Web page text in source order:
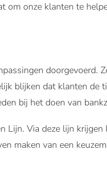
om onze klanten te
doorgevoerd.
blijken dat klanten de
bij het doen van
Lijn. Via deze lijn krijgen
maken van een